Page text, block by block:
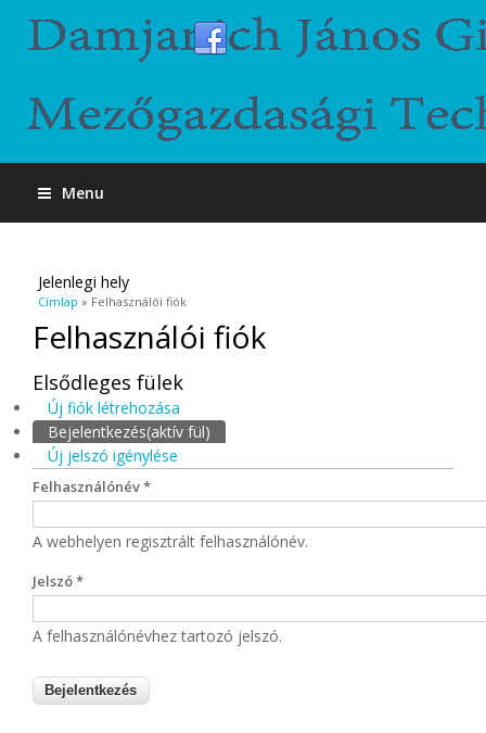
Menu
Jelenlegi hely
Címlap » Felhasználói fiók
Felhasználói fiók
Elsődleges fülek
Új fiók létrehozása
Bejelentkezés(aktív fül)
Új jelszó igénylése
Felhasználónév*
A webhelyen regisztrált felhasználónév.
Jelszó*
A felhasználónévhez tartozó jelszó.